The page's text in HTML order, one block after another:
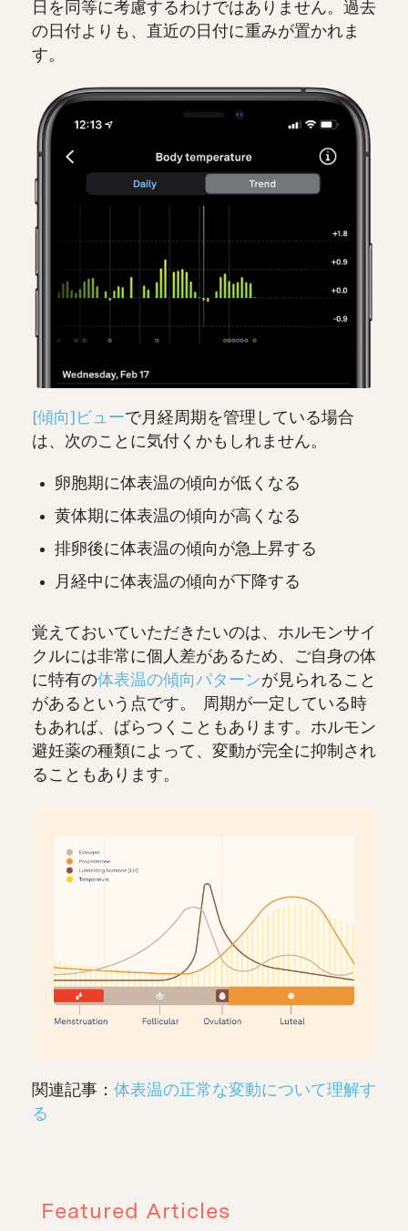
日を同等に考慮するわけではありません。過去
の日付よりも、直近の日付に重みが置かれま
す。
[傾向]ビューで月経周期を管理している場合
は、次のことに気付くかもしれません。
卵胞期に体表温の傾向が低くなる
黄体期に体表温の傾向が高くなる
排卵後に体表温の傾向が急上昇する
月経中に体表温の傾向が下降する
覚えておいていただきたいのは、ホルモンサイ
クルには非常に個人差があるため、ご自身の体
に特有の体表温の傾向パターンが見られること
があるという点です。 周期が一定している時
もあれば、ばらつくこともあります。ホルモン
避妊薬の種類によって、変動が完全に抑制され
ることもあります。
関連記事： 体表温の正常な変動について理解す
る
Featured Articles